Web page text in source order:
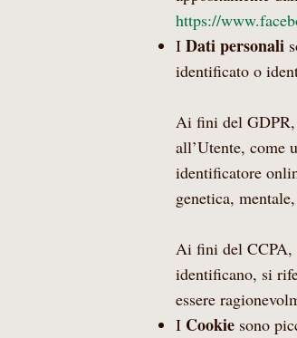
https://
I Dati personali
identificato o
Ai fini del GDPR,
all’Utente, come
identificatore
genetica,
Ai fini del CCPA,
identificano, si
essere
I Cookiesono